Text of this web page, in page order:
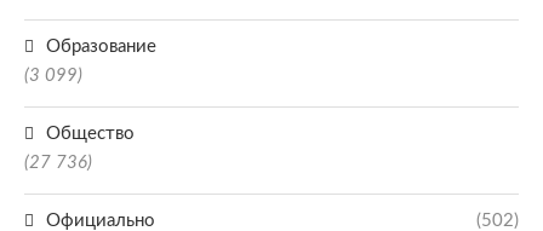
Образование
(3 099)
Общество
(27 736)
Официально (502)